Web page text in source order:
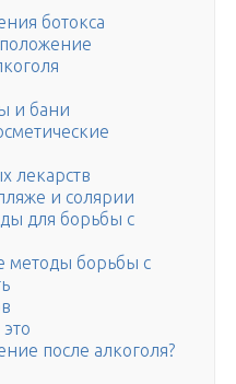
ботокса
и бани
лекарств
и солярии
для борьбы с
методы борьбы с
после алкоголя?